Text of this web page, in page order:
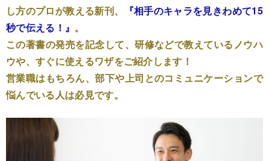
し方のプロが教える新刊、
『相手のキャラを見きわめて15
秒で伝える！』 。
この著書の発売を記念して、研修などで教えているノウハ
ウや、すぐに使えるワザをご紹介します！
営業職はもちろん、部下や上司とのコミュニケーションで
悩んでいる人は必見です。